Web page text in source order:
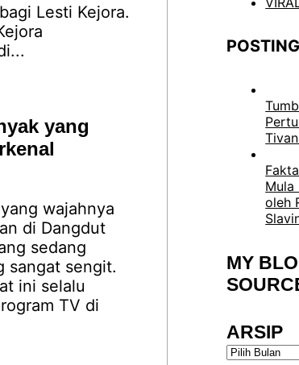
Lesti Kejora.
yang
wajahnya
di Dangdut
sedang
sangat sengit.
ini selalu
TV di
Mula
oleh
MY
ARSIP
ARSIP